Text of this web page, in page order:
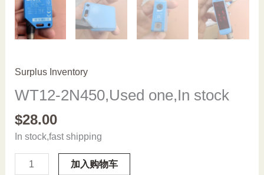
Surplus Inventory
WT12-2N450,Used one,In stock
$28.00
In stock,fast shipping
WT12-
加入购物车